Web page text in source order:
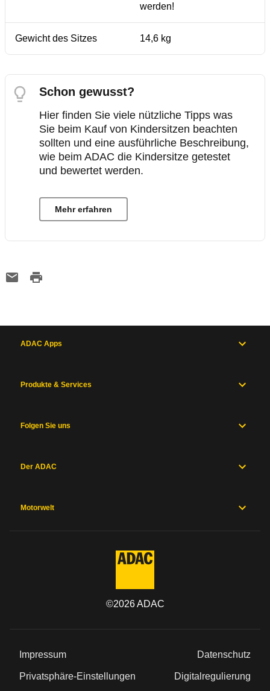
werden!
Gewicht des Sitzes 14,6 kg
Schon gewusst?
Hier finden Sie viele nützliche Tipps was
Sie beim Kauf von Kindersitzen beachten
sollten und eine ausführliche Beschreibung,
wie beim ADAC die Kindersitze getestet
und bewertet werden.
Mehr erfahren
ADAC Apps
Produkte & Services
Folgen Sie uns
Der ADAC
Motorwelt
©2026ADAC
Impressum Datenschutz
Privatsphäre-Einstellungen Digitalregulierung